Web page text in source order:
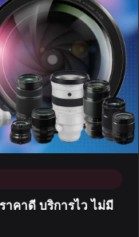
าคาดี บริการไว ไม่มี